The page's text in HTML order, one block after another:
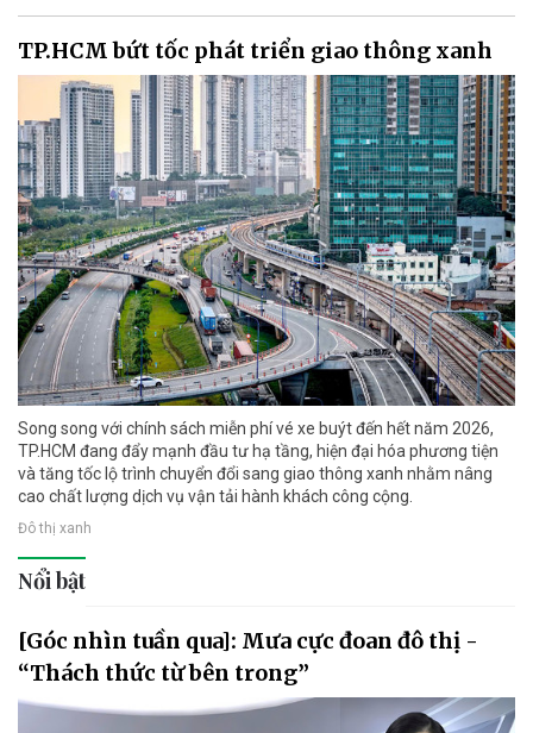
TP.HCM bứt tốc phát triển giao thông xanh
Song song với chính sách miễn phí vé xe buýt đến hết năm 2026,
TP.HCM đang đẩy mạnh đầu tư hạ tầng, hiện đại hóa phương tiện
và tăng tốc lộ trình chuyển đổi sang giao thông xanh nhằm nâng
cao chất lượng dịch vụ vận tải hành khách công cộng.
Đô thị xanh
Nổi bật
[Góc nhìn tuần qua]: Mưa cực đoan đô thị -
“Thách thức từ bên trong”